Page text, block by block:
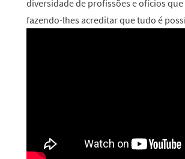
diversidade de profissões e ofícios que
fazendo-lhes acreditar que tudo é